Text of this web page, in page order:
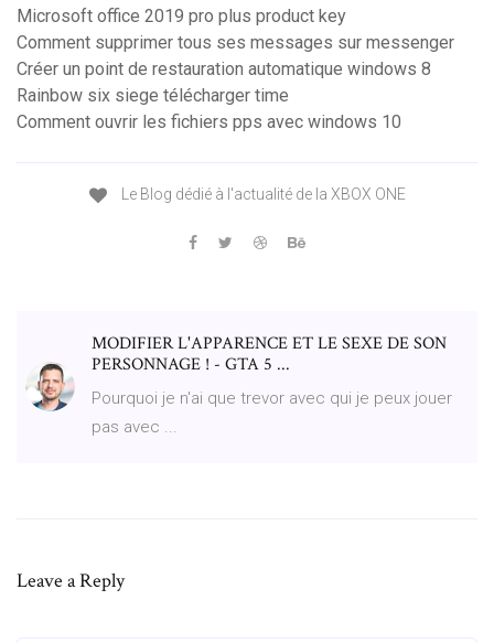
Microsoft office 2019 pro plus product key
Comment supprimer tous ses messages sur messenger
Créer un point de restauration automatique windows 8
Rainbow six siege télécharger time
Comment ouvrir les fichiers pps avec windows 10
Le Blog dédié à l'actualité de la XBOX ONE
MODIFIER L'APPARENCE ET LE SEXE DE SON
PERSONNAGE ! - GTA 5 ...
Pourquoi je n'ai que trevor avec qui je peux jouer
pas avec ...
Leave a Reply